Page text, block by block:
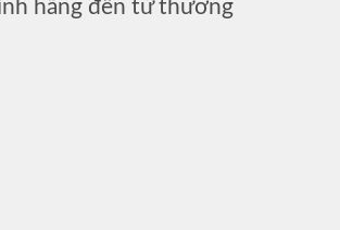
hãng đến từ thương